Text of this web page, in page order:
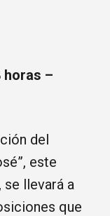
horas –
del
este
se llevará a
que